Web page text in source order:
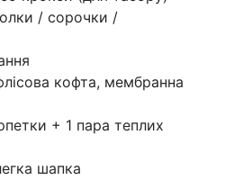
/ сорочки /
кофта, мембранна
+ 1 пара теплих
шапка